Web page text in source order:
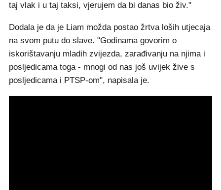
taj vlak i u taj taksi, vjerujem da bi danas bio živ."
Dodala je da je Liam možda postao žrtva loših utjecaja
na svom putu do slave. "Godinama govorim o
iskorištavanju mladih zvijezda, zarađivanju na njima i
posljedicama toga - mnogi od nas još uvijek žive s
posljedicama i PTSP-om", napisala je.